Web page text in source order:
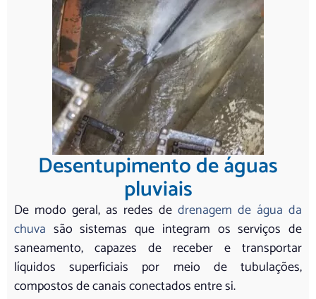
Desentupimento de águas
pluviais
De modo geral, as redes de drenagem de água da
chuva são sistemas que integram os serviços de
saneamento, capazes de receber e transportar
líquidos superficiais por meio de tubulações,
compostos de canais conectados entre si.